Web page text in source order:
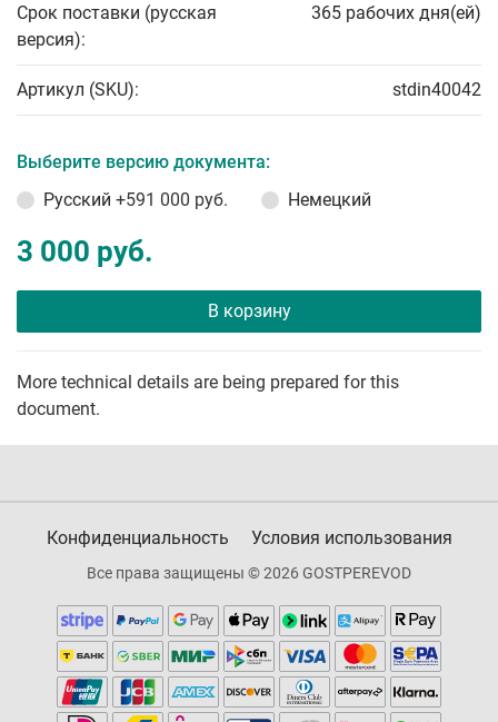
Срок поставки (русская
версия):
365 рабочих дня(ей)
Артикул (SKU): stdin40042
Выберите версию документа:
Русский +591 000 руб. Немецкий
3 000 руб.
В корзину
More technical details are being prepared for this
document.
Конфиденциальность Условия использования
Все права защищены © 2026 GOSTPEREVOD